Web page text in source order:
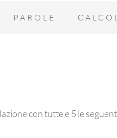
PAROLE
con tutte e 5 le